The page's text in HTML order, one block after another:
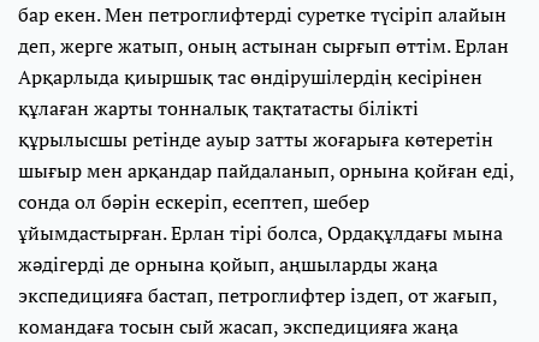
бар екен. Мен петроглифтерді суретке түсіріп алайын
деп, жерге жатып, оның астынан сырғып өттім. Ерлан
Арқарлыда қиыршық тас өндірушілердің кесірінен
құлаған жарты тонналық тақтатасты білікті
құрылысшы ретінде ауыр затты жоғарыға көтеретін
шығыр мен арқандар пайдаланып, орнына қойған еді,
сонда ол бәрін ескеріп, есептеп, шебер
ұйымдастырған. Ерлан тірі болса, Ордақұлдағы мына
жәдігерді де орнына қойып, аңшыларды жаңа
экспедицияға бастап, петроглифтер іздеп, от жағып,
командаға тосын сый жасап, экспедицияға жаңа